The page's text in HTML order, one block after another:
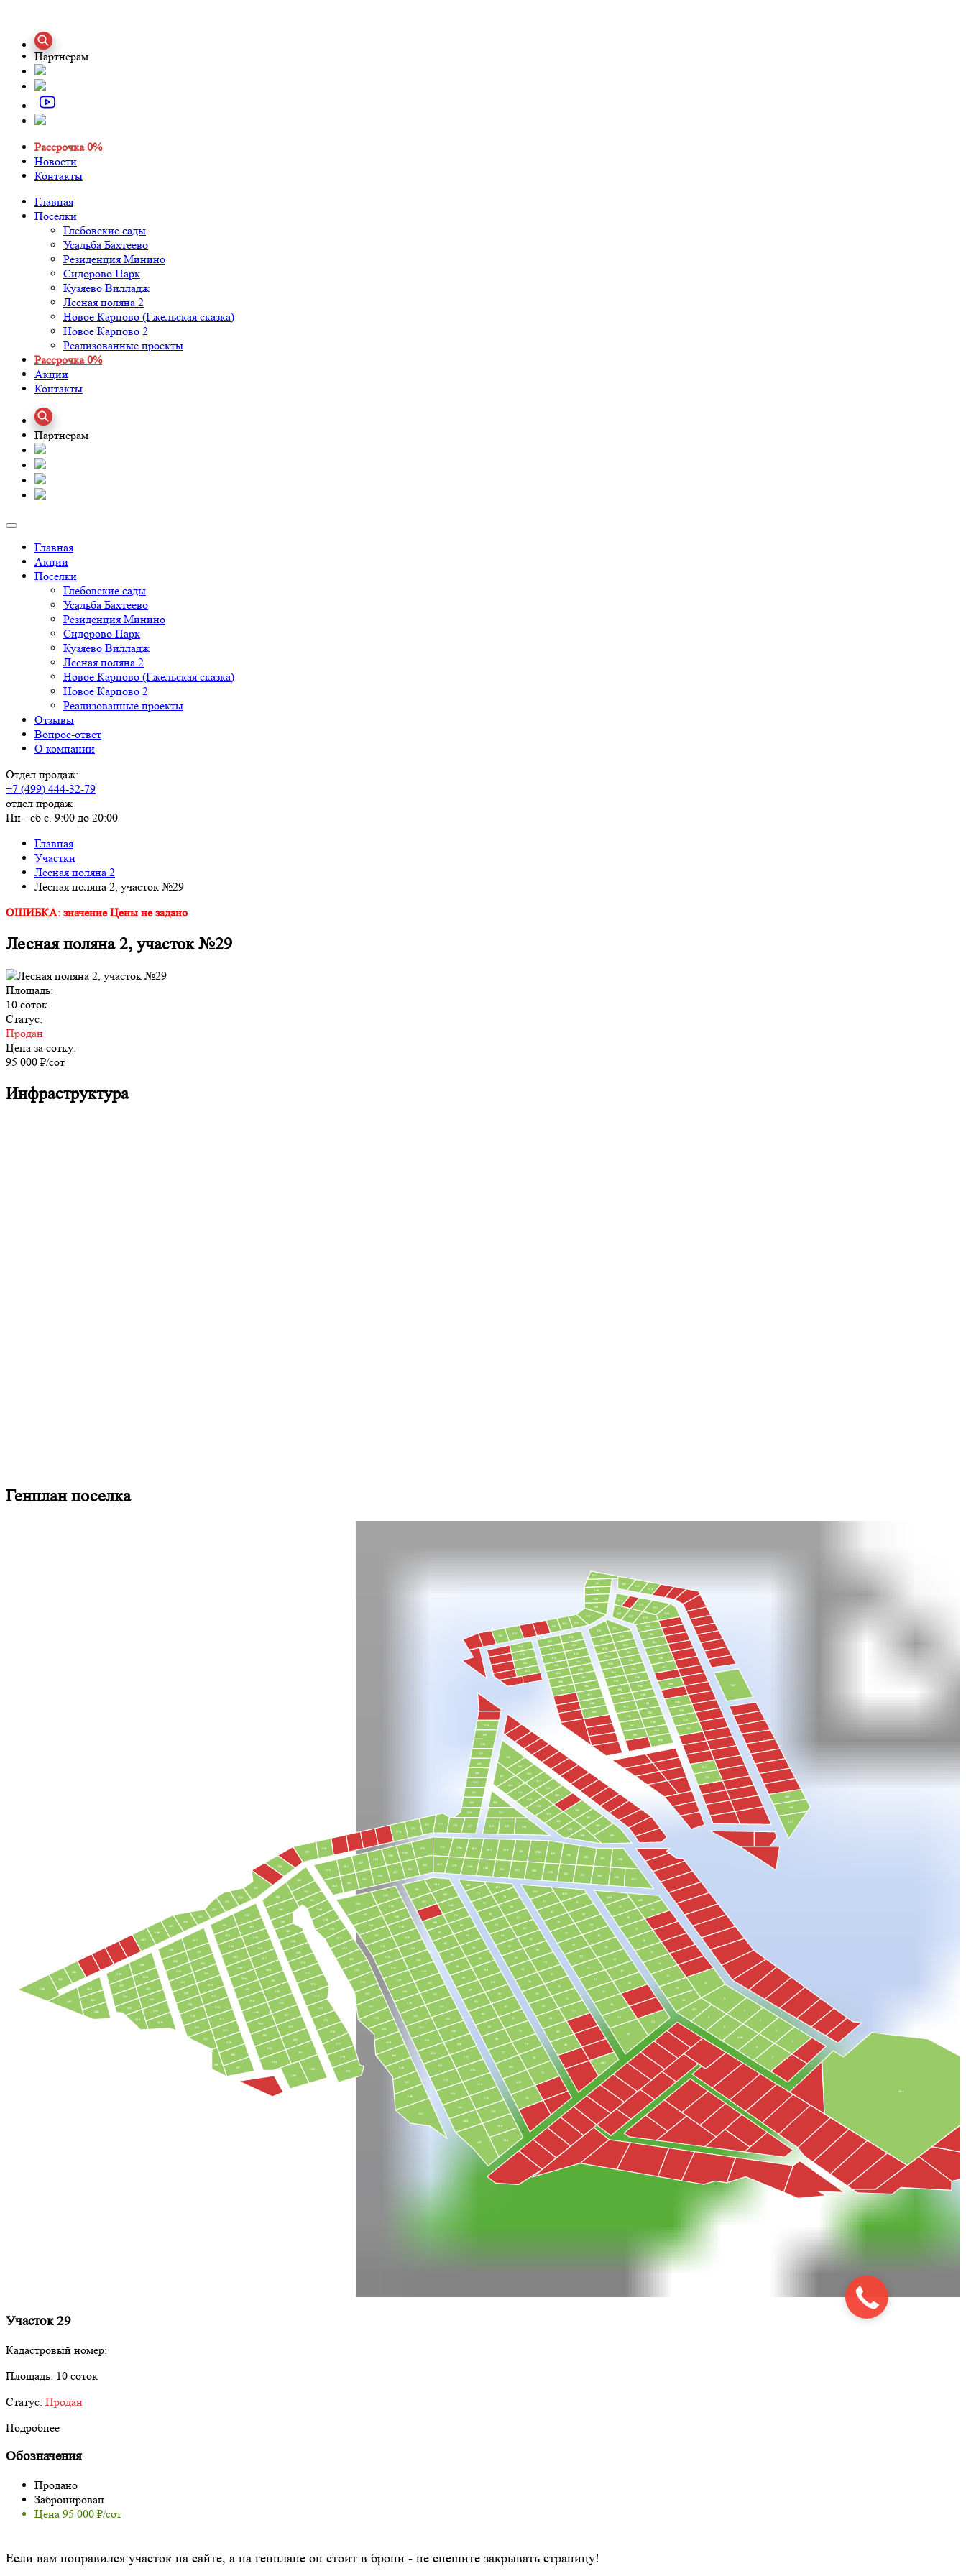
Партнерам
Рассрочка 0%
Новости
Контакты
Главная
Поселки
Глебовские сады
Усадьба Бахтеево
Резиденция Минино
Сидорово Парк
Кузяево Вилладж
Лесная поляна 2
Новое Карпово (Гжельская сказка)
Новое Карпово 2
Реализованные проекты
Рассрочка 0%
Акции
Контакты
Партнерам
Главная
Акции
Поселки
Глебовские сады
Усадьба Бахтеево
Резиденция Минино
Сидорово Парк
Кузяево Вилладж
Лесная поляна 2
Новое Карпово (Гжельская сказка)
Новое Карпово 2
Реализованные проекты
Отзывы
Вопрос-ответ
О компании
Отдел продаж:
+7 (499) 444-32-79
отдел продаж
Пн - сб с. 9:00 до 20:00
Главная
Участки
Лесная поляна 2
Лесная поляна 2, участок №29
ОШИБКА: значение Цены не задано
Лесная поляна 2, участок №29
Площадь:
10 соток
Статус:
Продан
Цена за сотку:
95 000 ₽/сот
Инфраструктура
Генплан поселка
434
1
2
3
4
5
6
7
8
9
10
11
12
13
14
15
16
17
19
20
21
23
24
25
26
27
28
29
30
31
32
33
34
35
36
37
38
39
40
41
42
43
435
436
449
428
441
48
49
50
51
52
53
54
55
56
57
58
59
61
60
63
62
64
65
66
67
69
68
71
70
72
74
75
76
79
81
83
77
78
80
82
84
85
86
87
88
89
90
91
92
93
94
95
96
97
98
99
100
102
103
104
105
106
107
108
109
110
111
112
113
114
115
116
117
118
119
120
121
122
123
124
126
125
128
127
130
129
131
132
133
134
135
136
137
138
139
140
141
142
144
143
145
146
147
148
149
150
151
152
153
154
155
156
157
158
159
160
161
162
163
164
165
166
167
168
169
170
171
172
173
174
175
176
177
178
179
180
181
182 183
184
185
186
187
188
189
190
191
192
193
194
195
196
197
198
199
200
201
202
203
204
205
206
207
208
209
210
212
211
213
214
215
216
217
218
219
220
221
222
223
224
225
226
227
228
229
230
231
232
233
234
235
236
237
238
239
240
241
242
243
244
245
246
247
248
249
250
251
252
253
254
255
256
257
258
259
260
261
262
263
266
267
268
269
270
271
272
273 274
275 276 277
278а
279 280
281
282
283
284
258 286 278б
288 289
290
291
293
292 294
295
296
297
298
299
300
301
302
303
304
305
306
308
309
310
311
312
313
314
315
316
317
318
319
320
321
322
400
397
396
398
399
394
395
392
393
390
391
388
389
387
386
385
384
383
382
381
380
379
378
377
376
375
401
402
403
404
405
406
407
408
409
410
411
412
413
414
415
416
417
419
420
421
422
424
429
450
451
426
430
446
461
462
456
457
443
452
453
458
455
432
442
437
440
350
351
355
358
359
444
360
362
363
364
365
368
369
370
371
372
373
374
423
454
438
427
348
448
347
344
343
342
341
340
339
338
337
336
335
334
333
332
445
425
327
328
329
330
324
325
326
323
431
Участок 29
Кадастровый номер:
Площадь: 10 соток
Статус: Продан
Подробнее
Обозначения
Продано
Забронирован
Цена 95 000 ₽/сот
Если вам понравился участок на сайте, а на генплане он стоит в брони - не спешите закрывать страницу!